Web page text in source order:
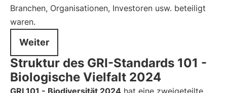
Branchen, Organisationen, Investoren usw. beteiligt
waren.
Weiter
Struktur des GRI-Standards 101 -
Biologische Vielfalt 2024
GRI 101 - Biodiversität 2024 hat eine zweigeteilte